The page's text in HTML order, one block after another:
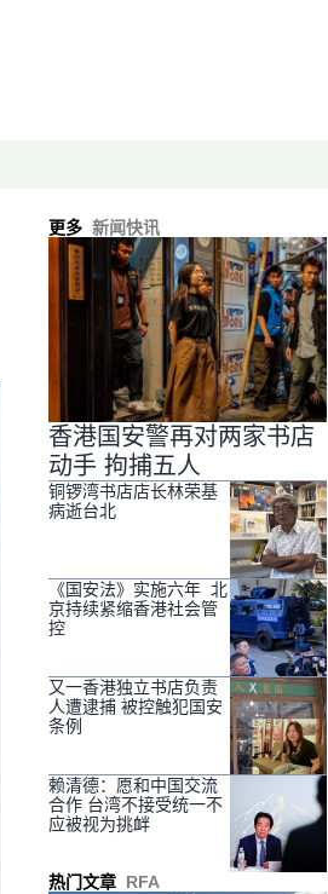
更多 新闻快讯
香港国安警再对两家书店
动手 拘捕五人
铜锣湾书店店长林荣基
病逝台北
《国安法》实施六年 北
京持续紧缩香港社会管
控
又一香港独立书店负责
人遭逮捕 被控触犯国安
条例
赖清德：愿和中国交流
合作 台湾不接受统一不
应被视为挑衅
热门文章 RFA